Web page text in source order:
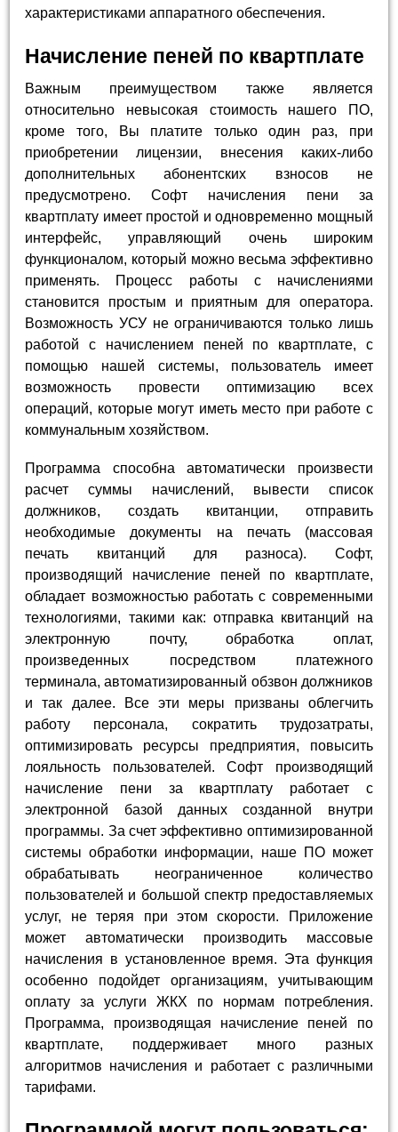
характеристиками аппаратного обеспечения.
Начисление пеней по квартплате
Важным преимуществом также является
относительно невысокая стоимость нашего ПО,
кроме того, Вы платите только один раз, при
приобретении лицензии, внесения каких-либо
дополнительных абонентских взносов не
предусмотрено. Софт начисления пени за
квартплату имеет простой и одновременно мощный
интерфейс, управляющий очень широким
функционалом, который можно весьма эффективно
применять. Процесс работы с начислениями
становится простым и приятным для оператора.
Возможность УСУ не ограничиваются только лишь
работой с начислением пеней по квартплате, с
помощью нашей системы, пользователь имеет
возможность провести оптимизацию всех
операций, которые могут иметь место при работе с
коммунальным хозяйством.
Программа способна автоматически произвести
расчет суммы начислений, вывести список
должников, создать квитанции, отправить
необходимые документы на печать (массовая
печать квитанций для разноса). Софт,
производящий начисление пеней по квартплате,
обладает возможностью работать с современными
технологиями, такими как: отправка квитанций на
электронную почту, обработка оплат,
произведенных посредством платежного
терминала, автоматизированный обзвон должников
и так далее. Все эти меры призваны облегчить
работу персонала, сократить трудозатраты,
оптимизировать ресурсы предприятия, повысить
лояльность пользователей. Софт производящий
начисление пени за квартплату работает с
электронной базой данных созданной внутри
программы. За счет эффективно оптимизированной
системы обработки информации, наше ПО может
обрабатывать неограниченное количество
пользователей и большой спектр предоставляемых
услуг, не теряя при этом скорости. Приложение
может автоматически производить массовые
начисления в установленное время. Эта функция
особенно подойдет организациям, учитывающим
оплату за услуги ЖКХ по нормам потребления.
Программа, производящая начисление пеней по
квартплате, поддерживает много разных
алгоритмов начисления и работает с различными
тарифами.